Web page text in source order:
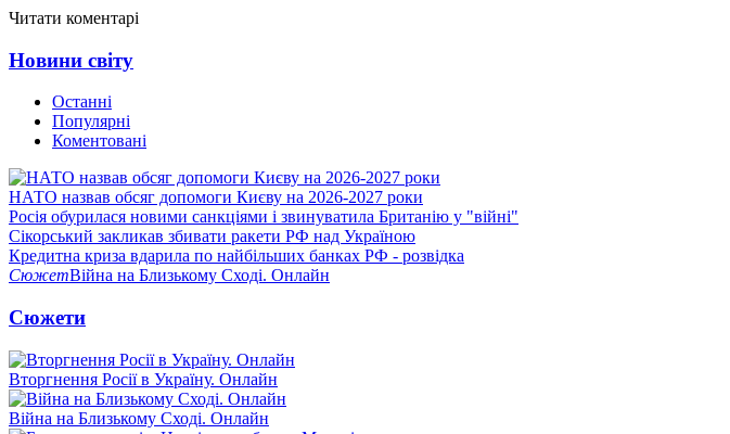
Читати коментарі
Новини світу
Останні
Популярні
Коментовані
НАТО назвав обсяг допомоги Києву на 2026-2027 роки
Росія обурилася новими санкціями і звинуватила Британію у "війні"
Сікорський закликав збивати ракети РФ над Україною
Кредитна криза вдарила по найбільших банках РФ - розвідка
СюжетВійна на Близькому Сході. Онлайн
Сюжети
Вторгнення Росії в Україну. Онлайн
Війна на Близькому Сході. Онлайн